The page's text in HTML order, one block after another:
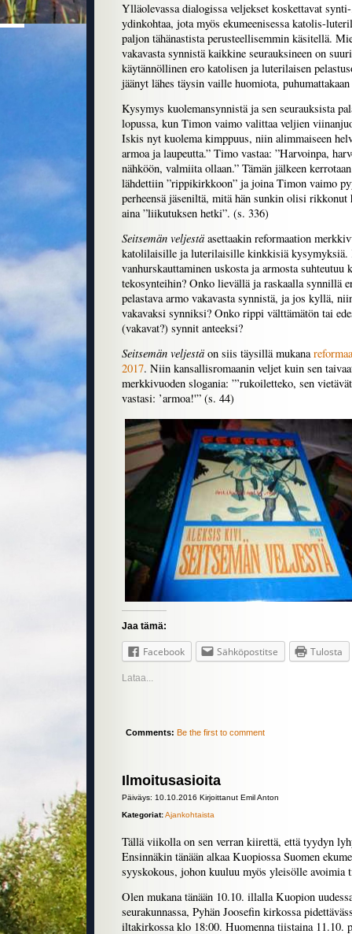
Ylläolevassa dialogissa veljekset koskettavat
ydinkohtaa, jota myös ekumeenisessa katolis-
paljon tähänastista perusteellisemmin käsitellä.
vakavasta synnistä kaikkine seurauksineen on
käytännöllinen ero katolisen ja luterilaisen
jäänyt lähes täysin vaille huomiota,
Kysymys kuolemansynnistä ja sen seurauksista
lopussa, kun Timon vaimo valittaa veljien
Iskis nyt kuolema kimppuus, niin alimmaiseen
armoa ja laupeutta.” Timo vastaa: ”Harvoinpa,
nähköön, valmiita ollaan.” Tämän jälkeen
lähdettiin ”rippikirkkoon” ja joina Timon vaimo
perheensä jäseniltä, mitä hän sunkin olisi rikkonut
aina ”liikutuksen hetki”. (s. 336)
Seitsemän veljestä asettaakin reformaation
katolilaisille ja luterilaisille kinkkisiä kysymyksiä.
vanhurskauttaminen uskosta ja armosta suhteutuu
tekosynteihin? Onko lievällä ja raskaalla synnillä
pelastava armo vakavasta synnistä, ja jos kyllä,
vakavaksi synniksi? Onko rippi välttämätön tai
(vakavat?) synnit anteeksi?
Seitsemän veljestä on siis täysillä mukana
2017. Niin kansallisromaanin veljet kuin sen
merkkivuoden slogania: ”’rukoiletteko, sen
vastasi: ’armoa!'” (s. 44)
Jaa tämä:
Facebook Sähköpostitse Tulosta
Lataa...
Comments: Be the first to comment
Ilmoitusasioita
Päiväys: 10.10.2016 Kirjoittanut Emil Anton
Kategoriat:Ajankohtaista
Tällä viikolla on sen verran kiirettä, että tyydyn
Ensinnäkin tänään alkaa Kuopiossa Suomen
syyskokous, johon kuuluu myös yleisölle avoimia
Olen mukana tänään 10.10. illalla Kuopion
seurakunnassa, Pyhän Joosefin kirkossa
iltakirkossa klo 18:00. Huomenna tiistaina 11.10.